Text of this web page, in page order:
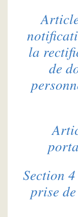
la
de
Section
prise